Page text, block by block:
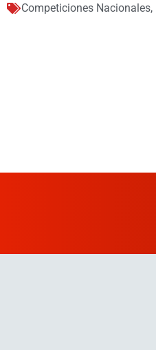
Competiciones Nacionales,